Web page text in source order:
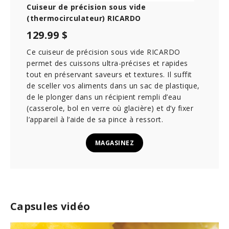
Capsules vidéo
Cuiseur de précision sous vide
(thermocirculateur) RICARDO
129.99 $
Ce cuiseur de précision sous vide RICARDO
permet des cuissons ultra-précises et rapides
tout en préservant saveurs et textures. Il suffit
de sceller vos aliments dans un sac de plastique,
de le plonger dans un récipient rempli d’eau
(casserole, bol en verre où glacière) et d’y fixer
l’appareil à l’aide de sa pince à ressort.
MAGASINEZ